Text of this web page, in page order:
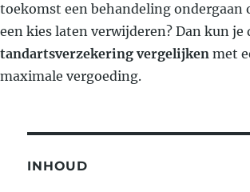
toekomst een behandeling ondergaan
een kies laten verwijderen? Dan kun je
tandartsverzekering vergelijken met
maximale vergoeding.
INHOUD